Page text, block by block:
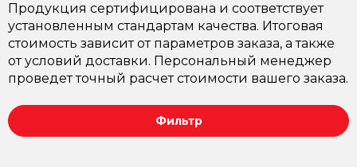
Продукция сертифицирована и соответствует
установленным стандартам качества. Итоговая
стоимость зависит от параметров заказа, а также
от условий доставки. Персональный менеджер
проведет точный расчет стоимости вашего заказа.
Фильтр